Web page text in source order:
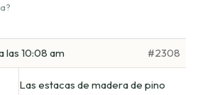
las 10:08 am
#2308
Las estacas de madera de pino